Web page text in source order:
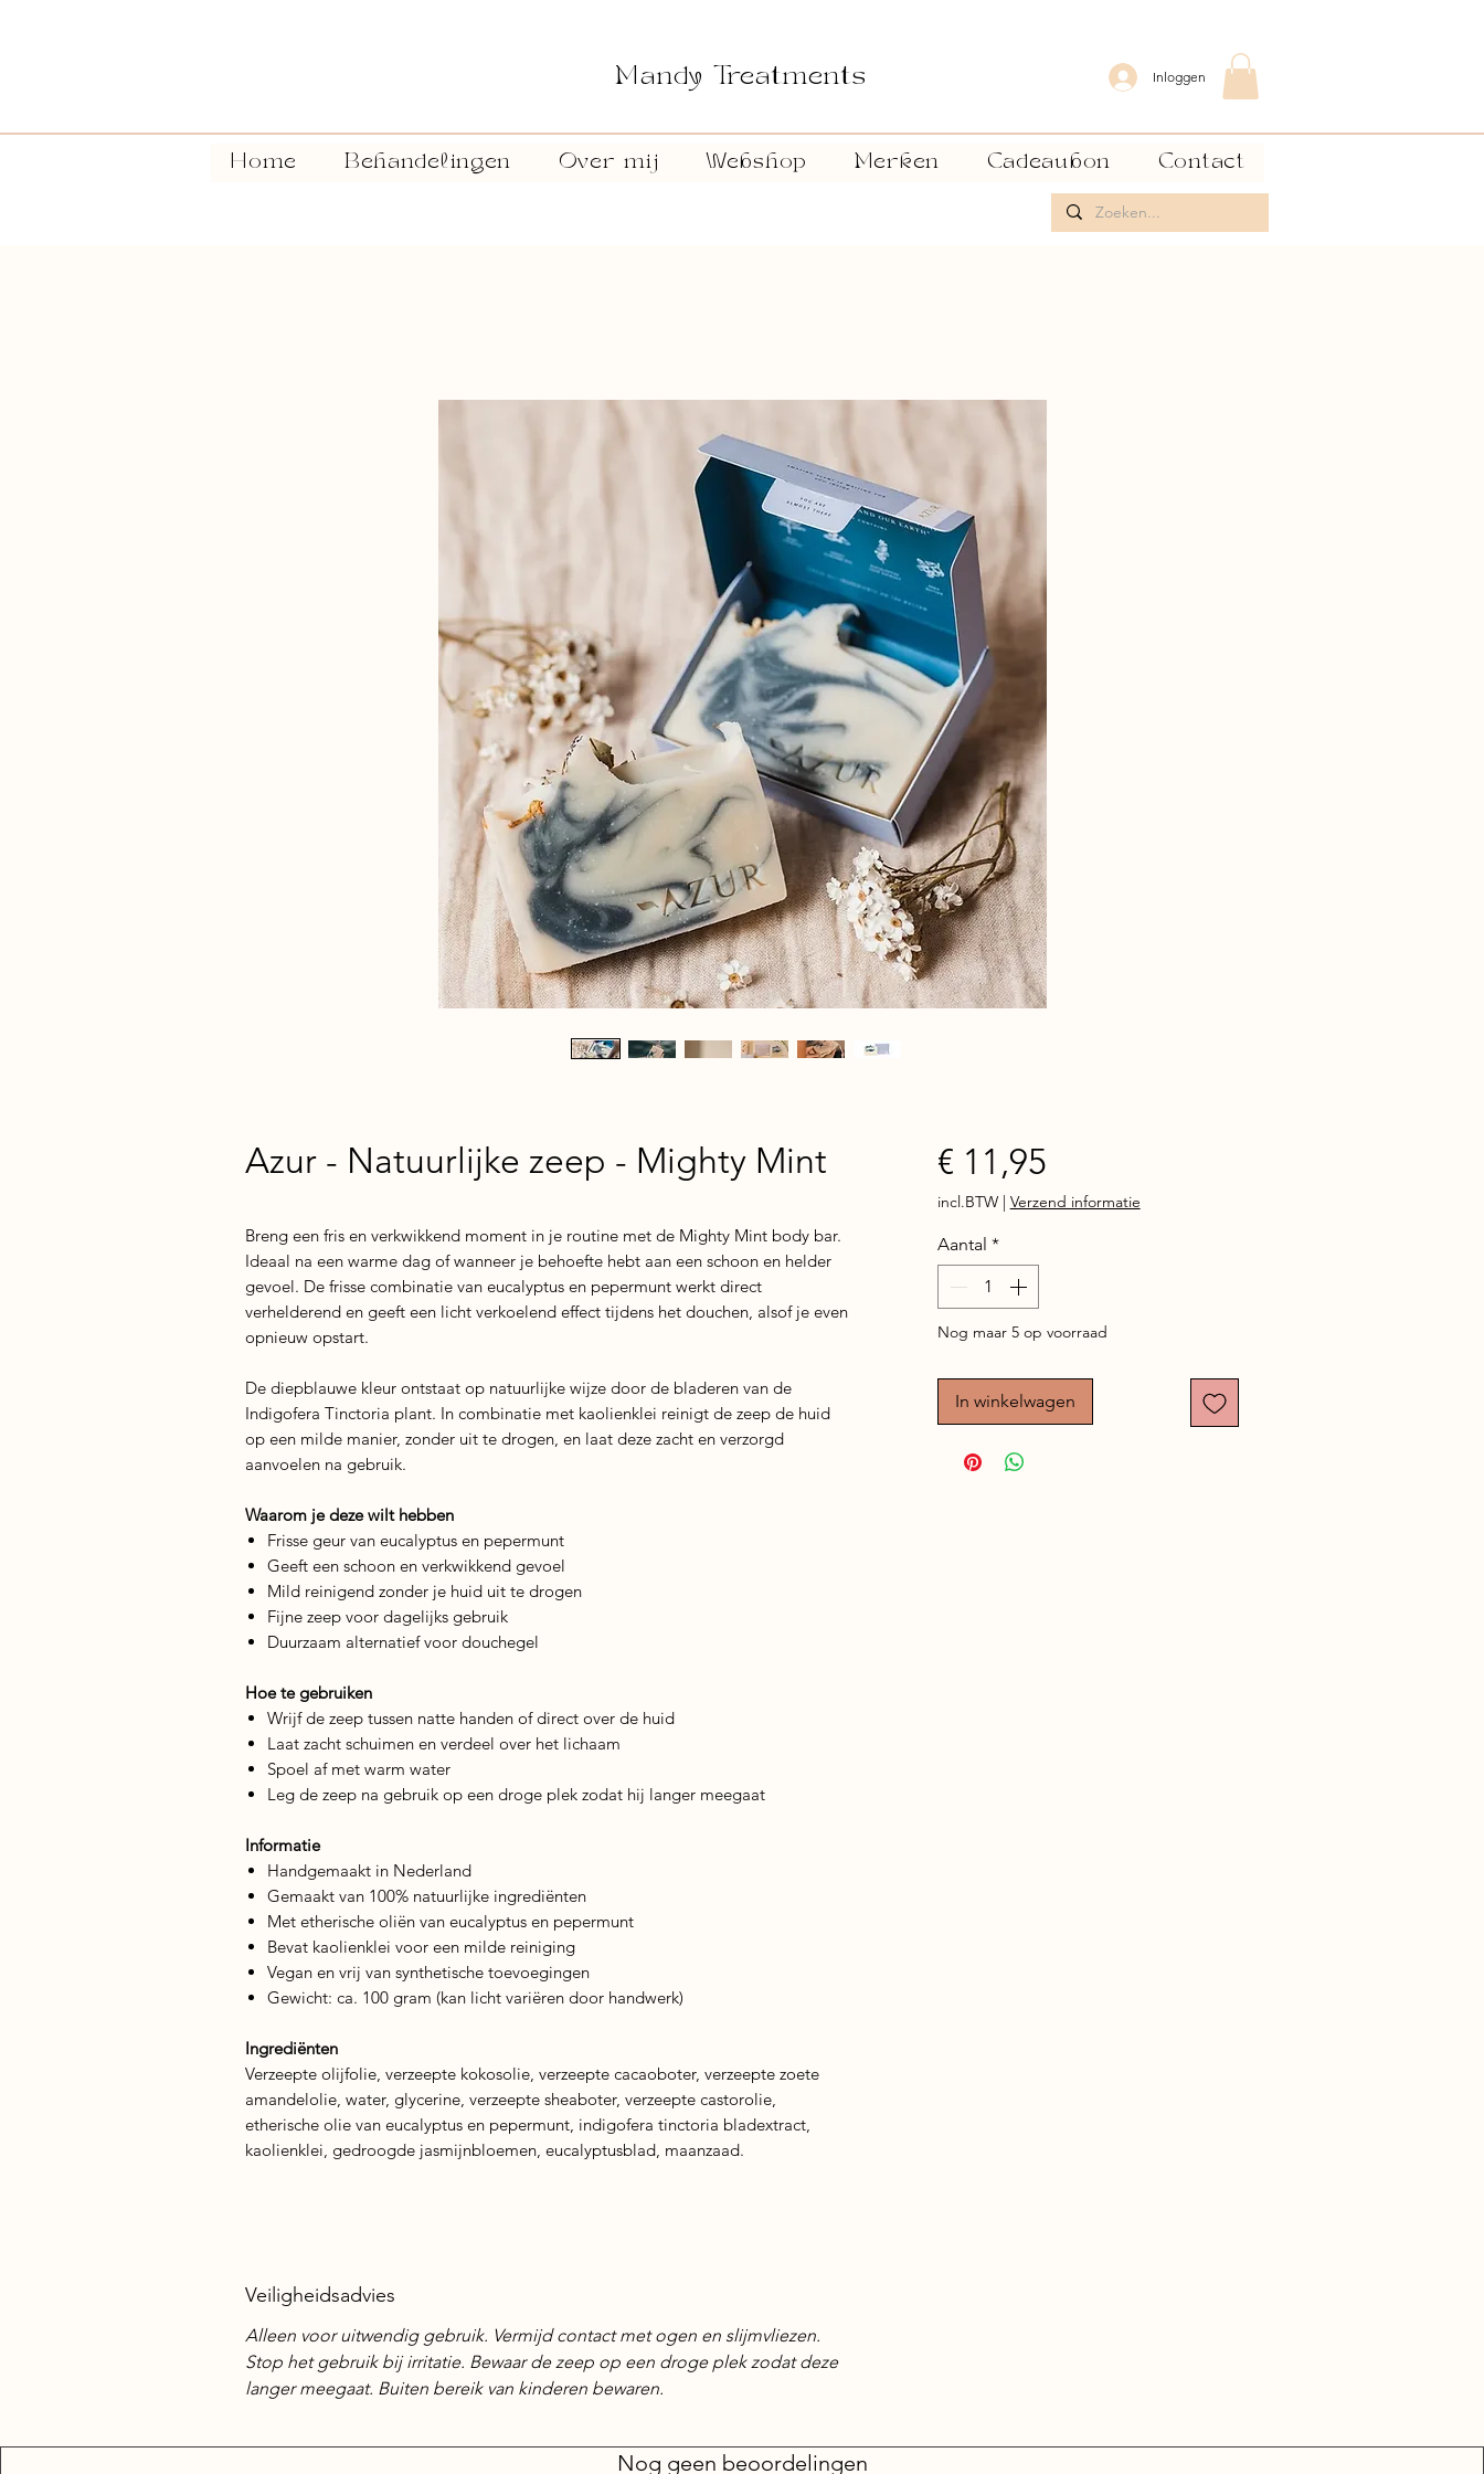
Mandy Treatments Inloggen
Home Behandelingen Over mij Webshop Merken Cadeaubon Contact
Azur - Natuurlijke zeep - Mighty Mint
Breng een fris en verkwikkend moment in je routine met de Mighty Mint body bar.
Ideaal na een warme dag of wanneer je behoefte hebt aan een schoon en helder
gevoel. De frisse combinatie van eucalyptus en pepermunt werkt direct
verhelderend en geeft een licht verkoelend effect tijdens het douchen, alsof je even
opnieuw opstart.
De diepblauwe kleur ontstaat op natuurlijke wijze door de bladeren van de
Indigofera Tinctoria plant. In combinatie met kaolienklei reinigt de zeep de huid
op een milde manier, zonder uit te drogen, en laat deze zacht en verzorgd
aanvoelen na gebruik.
Waarom je deze wilt hebben
Frisse geur van eucalyptus en pepermunt
Geeft een schoon en verkwikkend gevoel
Mild reinigend zonder je huid uit te drogen
Fijne zeep voor dagelijks gebruik
Duurzaam alternatief voor douchegel
Hoe te gebruiken
Wrijf de zeep tussen natte handen of direct over de huid
Laat zacht schuimen en verdeel over het lichaam
Spoel af met warm water
Leg de zeep na gebruik op een droge plek zodat hij langer meegaat
Informatie
Handgemaakt in Nederland
Gemaakt van 100% natuurlijke ingrediënten
Met etherische oliën van eucalyptus en pepermunt
Bevat kaolienklei voor een milde reiniging
Vegan en vrij van synthetische toevoegingen
Gewicht: ca. 100 gram (kan licht variëren door handwerk)
Ingrediënten
Verzeepte olijfolie, verzeepte kokosolie, verzeepte cacaoboter, verzeepte zoete
amandelolie, water, glycerine, verzeepte sheaboter, verzeepte castorolie,
etherische olie van eucalyptus en pepermunt, indigofera tinctoria bladextract,
kaolienklei, gedroogde jasmijnbloemen, eucalyptusblad, maanzaad.
Veiligheidsadvies
Alleen voor uitwendig gebruik. Vermijd contact met ogen en slijmvliezen.
Stop het gebruik bij irritatie. Bewaar de zeep op een droge plek zodat deze
langer meegaat. Buiten bereik van kinderen bewaren.
€ 11,95Prijs
incl.BTW | Verzend informatie
Aantal *
Nog maar 5 op voorraad
In winkelwagen
Nog geen beoordelingen